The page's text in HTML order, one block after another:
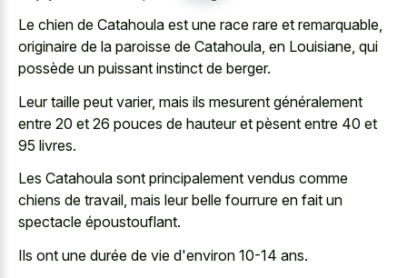
Le chien de Catahoula est une race rare et remarquable,
originaire de la paroisse de Catahoula, en Louisiane, qui
possède un puissant instinct de berger.
Leur taille peut varier, mais ils mesurent généralement
entre 20 et 26 pouces de hauteur et pèsent entre 40 et
95 livres.
Les Catahoula sont principalement vendus comme
chiens de travail, mais leur belle fourrure en fait un
spectacle époustouflant.
Ils ont une durée de vie d'environ 10-14 ans.